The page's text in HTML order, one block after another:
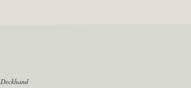
Deckhand